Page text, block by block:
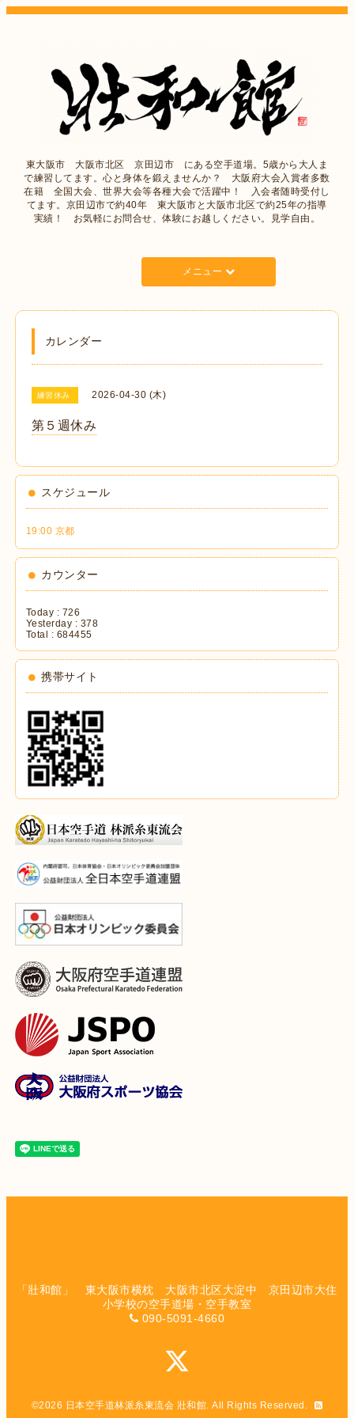
東大阪市 大阪市北区 京田辺市 にある空手道場。5歳から大人ま
で練習してます。心と身体を鍛えませんか？ 大阪府大会入賞者多数
在籍 全国大会、世界大会等各種大会で活躍中！ 入会者随時受付し
てます。京田辺市で約40年 東大阪市と大阪市北区で約25年の指導
実績！ お気軽にお問合せ、体験にお越しください。見学自由。
メニュー
カレンダー
練習休み 2026-04-30 (木)
第５週休み
スケジュール
19:00 京都
カウンター
Today : 726
Yesterday : 378
Total : 684455
携帯サイト
「壯和館」 東大阪市横枕 大阪市北区大淀中 京田辺市大住
小学校の空手道場・空手教室
090-5091-4660
©2026 日本空手道林派糸東流会 壯和館. All Rights Reserved.